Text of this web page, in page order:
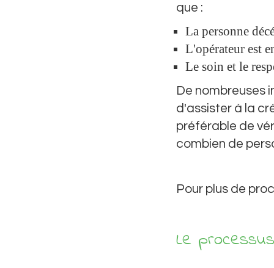
que :
La personne
L'opérateur est
Le soin et le
De nombreuses
d'assister à la
préférable de
combien de
Pour plus de
Le